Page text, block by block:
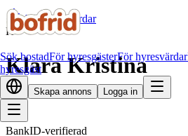
Sök bostadFör hyresgästerFör hyresvärdar
hyresgäst
Skapa annons Logga in
Alla hyresvärdar
K
Klara Kristina
BankID-verifierad